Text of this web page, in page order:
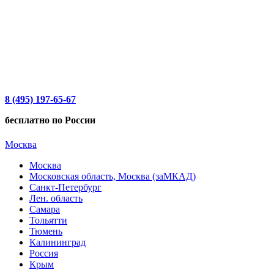
8 (495) 197-65-67
бесплатно по России
Москва
Москва
Московская область, Москва (заМКАД)
Санкт-Петербург
Лен. область
Самара
Тольятти
Тюмень
Калининград
Россия
Крым